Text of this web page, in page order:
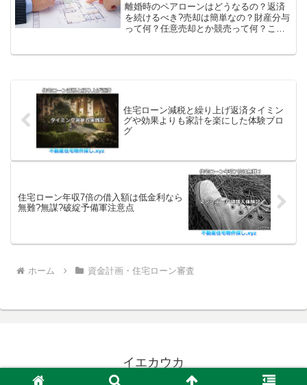
離婚時のペアローンはどうなるの？返済
を続けるべき?売却は簡単なの？財産分与
って何？任意売却とか競売って何？こん
住宅ローン減税と繰り上げ返済タイミン
グや効果よりも家計を楽にした体験ブロ
グ
住宅ローン年収7倍の借入額は低金利なら
無難?無謀?破綻予備軍注意点
ホーム 資金計画・住宅ローン審査
イエカウカ
© 2015 イエカウカ.